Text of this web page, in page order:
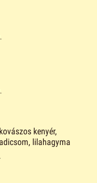
kenyér,
lilahagyma